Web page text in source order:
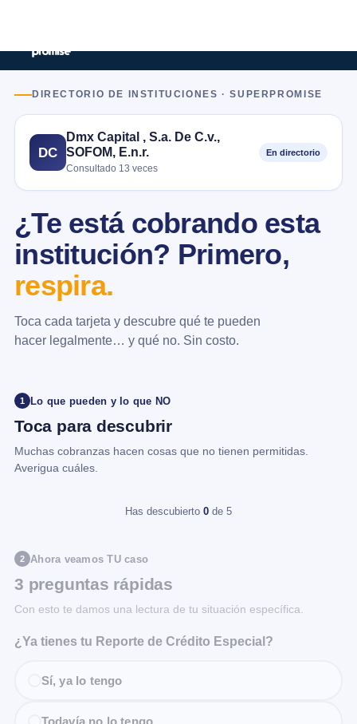
DIRECTORIO DE INSTITUCIONES · SUPERPROMISE
DC
Dmx Capital , S.a. De C.v.,
SOFOM, E.n.r.
Consultado 13 veces
En directorio
¿Te está cobrando esta
institución? Primero,
respira.
Toca cada tarjeta y descubre qué te pueden
hacer legalmente… y qué no. Sin costo.
1 Lo que pueden y lo que NO
Toca para descubrir
Muchas cobranzas hacen cosas que no tienen permitidas.
Averigua cuáles.
Has descubierto 0 de 5
2 Ahora veamos TU caso
3 preguntas rápidas
Con esto te damos una lectura de tu situación específica.
¿Ya tienes tu Reporte de Crédito Especial?
Sí, ya lo tengo
Todavía no lo tengo